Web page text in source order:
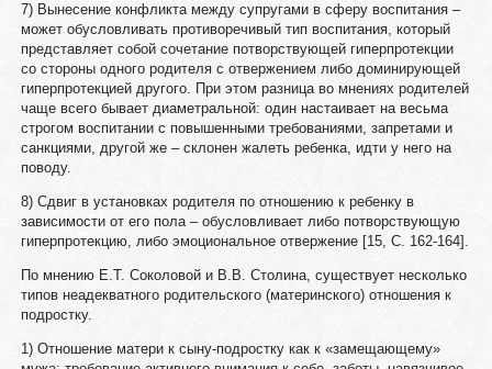
7) Вынесение конфликта между супругами в сферу воспитания –
может обусловливать противоречивый тип воспитания, который
представляет собой сочетание потворствующей гиперпротекции
со стороны одного родителя с отвержением либо доминирующей
гиперпротекцией другого. При этом разница во мнениях родителей
чаще всего бывает диаметральной: один настаивает на весьма
строгом воспитании с повышенными требованиями, запретами и
санкциями, другой же – склонен жалеть ребенка, идти у него на
поводу.
8) Сдвиг в установках родителя по отношению к ребенку в
зависимости от его пола – обусловливает либо потворствующую
гиперпротекцию, либо эмоциональное отвержение [15, С. 162-164].
По мнению Е.Т. Соколовой и В.В. Столина, существует несколько
типов неадекватного родительского (материнского) отношения к
подростку.
1) Отношение матери к сыну-подростку как к «замещающему»